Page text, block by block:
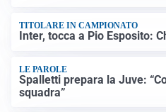
TITOLARE IN CAMPIONATO
Inter, tocca a Pio Esposito:
LE PAROLE
Spalletti prepara la Juve:
squadra”